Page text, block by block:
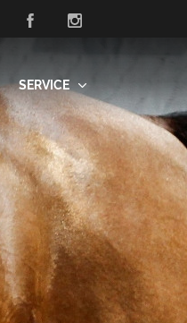
SERVICE